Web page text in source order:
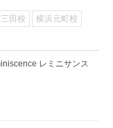
田校 横浜元町校
レミニサンス